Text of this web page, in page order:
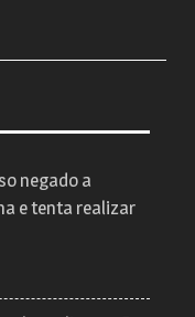
negado a
e tenta realizar